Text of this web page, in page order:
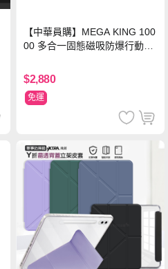
【中華員購】MEGA KING 100
00 多合一固態磁吸防爆行動電
$2,880
免運